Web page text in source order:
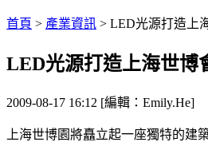
首頁 > 產業資訊 > LED光源打造上
LED光源打造上海世博
2009-08-17 16:12 [編輯：Emily.He]
上海世博園將矗立起一座獨特的